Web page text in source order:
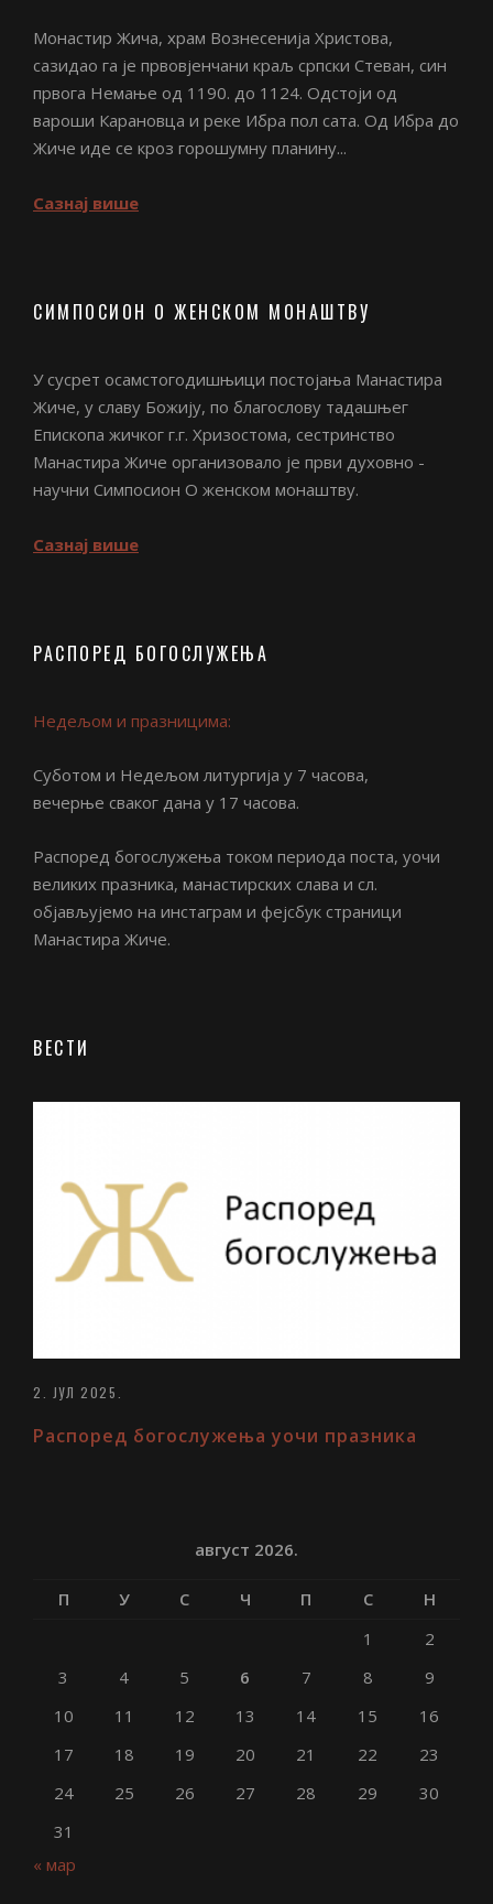
Монастир Жича, храм Вознесенија Христова,
сазидао га је првовјенчани краљ српски Стеван, син
првога Немање од 1190. до 1124. Одстоји од
вароши Карановца и реке Ибра пол сата. Од Ибра до
Жиче иде се кроз горошумну планину...
Сазнај више
СИМПОСИОН О ЖЕНСКОМ МОНАШТВУ
У сусрет осамстогодишњици постојања Манастира
Жиче, у славу Божију, по благослову тадашњег
Епископа жичког г.г. Хризостома, сестринство
Манастира Жиче организовало је први духовно -
научни Симпосион О женском монаштву.
Сазнај више
РАСПОРЕД БОГОСЛУЖЕЊА
Недељом и празницима:
Суботом и Недељом литургија у 7 часова,
вечерње сваког дана у 17 часова.
Распоред богослужења током периода поста, уочи
великих празника, манастирских слава и сл.
објављујемо на инстаграм и фејсбук страници
Манастира Жиче.
ВЕСТИ
2. ЈУЛ 2025.
Распоред богослужења уочи празника
август 2026.
П У С Ч П С
Н
1
2
3
4 5 6 7 8
9
10
11 12 13 14 15
16
17
18 19 20 21 22
23
24
25 26 27 28 29
30
31
« мар